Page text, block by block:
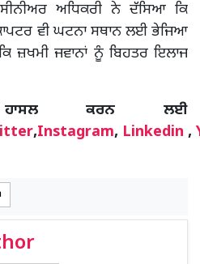
ਅਧਿਕਰੀ ਨੇ ਦੱਸਿਆ ਕਿ
ਵੀ ਘਟਨਾ ਸਥਾਨ ਲਈ ਭੇਜਿਆ
ਜ਼ਖਮੀ ਜਵਾਨਾਂ ਨੂੰ ਬਿਹਤਰ ਇਲਾਜ
ਕਰਨ ਲਈ
,Instagram, Linkedin ,